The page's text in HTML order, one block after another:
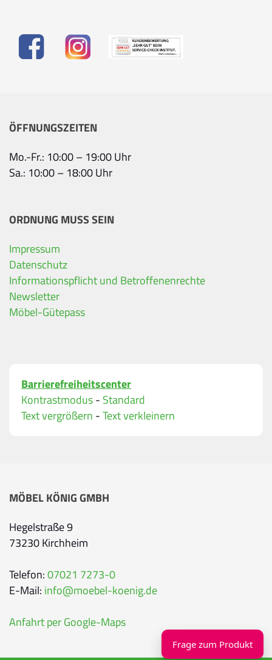
ÖFFNUNGSZEITEN
Mo.-Fr.: 10:00 – 19:00 Uhr
Sa.: 10:00 – 18:00 Uhr
ORDNUNG MUSS SEIN
Impressum
Datenschutz
Informationspflicht und Betroffenenrechte
Newsletter
Möbel-Gütepass
Barrierefreiheitscenter
Kontrastmodus- Standard
Text vergrößern -Text verkleinern
MÖBEL KÖNIG GMBH
Hegelstraße 9
73230 Kirchheim
Telefon:07021 7273-0
E-Mail: info@moebel-koenig.de
Anfahrt per Google-Maps
Frage zum Produkt
Ihre Kontaktdaten
Alle mit Stern gekennzeichneten Felder sind
Name
Bitte geben Sie eine gültige E-Mail-Adresse ein.
Telefon*
Datum
Sie können ein Datum ab übermorgen
Uhrzeit